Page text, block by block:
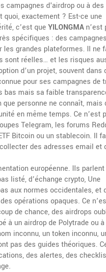
campagnes d'airdrop ou à des
exactement ? Est-ce une
c’est que YILONGMA n’est
spécifiques : des campagnes
les grandes plateformes. Il ne
sont réelles… et les risques
d’un projet, souvent dans
pour ses campagnes de
bas mais sa faible
personne ne connaît, mais
en même temps. Ce n’est
Telegram, les forums
Bitcoin ou un stablecoin. Il
des adresses email et
européenne. Ils parlent
listé, d’échange crypto, Une
aux normes occidentales, et
opérations opaques. Ce
de chance, des airdrops
à un airdrop de Polytrade ou à
inconnu, un token inconnu,
pas des guides théoriques.
des alertes, des